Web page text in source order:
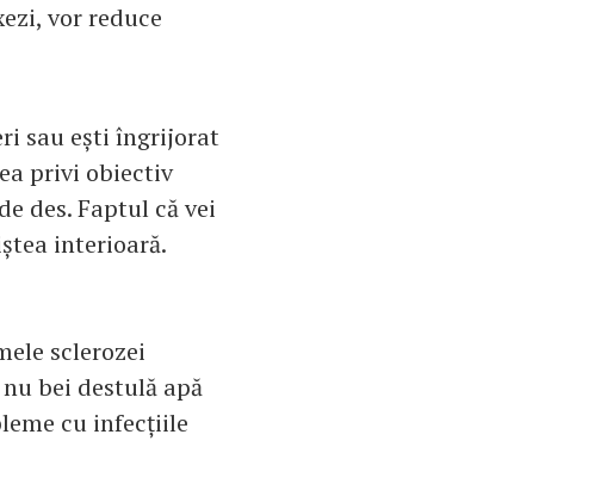
vor reduce
sau ești îngrijorat
privi obiectiv
des. Faptul că vei
interioară.
sclerozei
bei destulă apă
cu infecțiile